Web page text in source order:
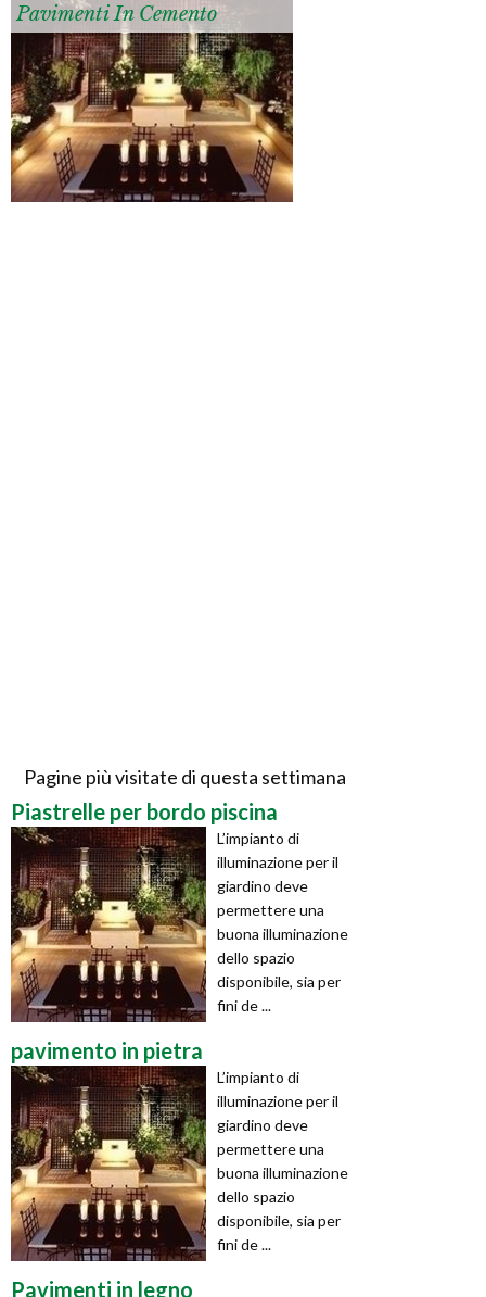
Pavimenti In Cemento
Pagine più visitate di questa settimana
Piastrelle per bordo piscina
L’impianto di
illuminazione per il
giardino deve
permettere una
buona illuminazione
dello spazio
disponibile, sia per
fini de ...
pavimento in pietra
L’impianto di
illuminazione per il
giardino deve
permettere una
buona illuminazione
dello spazio
disponibile, sia per
fini de ...
Pavimenti in legno